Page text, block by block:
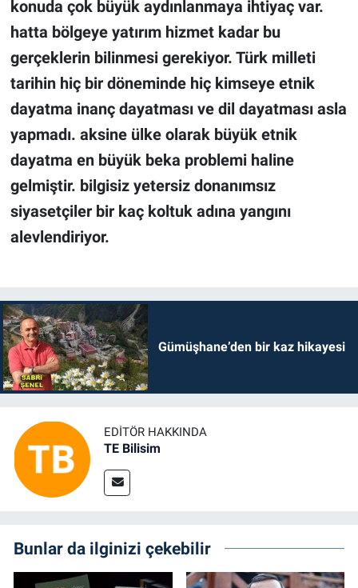
konuda çok büyük aydınlanmaya ihtiyaç var.
hatta bölgeye yatırım hizmet kadar bu
gerçeklerin bilinmesi gerekiyor. Türk milleti
tarihin hiç bir döneminde hiç kimseye etnik
dayatma inanç dayatması ve dil dayatması asla
yapmadı. aksine ülke olarak büyük etnik
dayatma en büyük beka problemi haline
gelmiştir. bilgisiz yetersiz donanımsız
siyasetçiler bir kaç koltuk adına yangını
alevlendiriyor.
Gümüşhane’den bir kaz hikayesi
EDITÖR HAKKINDA
TE Bilisim
Bunlar da ilginizi çekebilir